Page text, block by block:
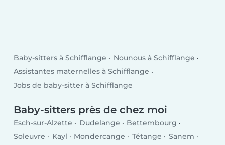
Baby-sitters à Schifflange
Nounous à Schifflange
Assistantes maternelles à Schifflange
Jobs de baby-sitter à Schifflange
Baby-sitters près de chez moi
Esch-sur-Alzette Dudelange
Bettembourg
Soleuvre
Kayl Mondercange Tétange
Sanem